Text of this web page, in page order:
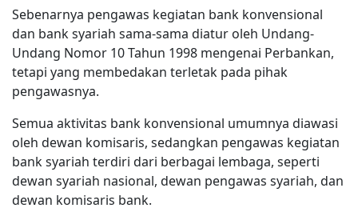
Sebenarnya pengawas kegiatan bank konvensional
dan bank syariah sama-sama diatur oleh Undang-
Undang Nomor 10 Tahun 1998 mengenai Perbankan,
tetapi yang membedakan terletak pada pihak
pengawasnya.
Semua aktivitas bank konvensional umumnya diawasi
oleh dewan komisaris, sedangkan pengawas kegiatan
bank syariah terdiri dari berbagai lembaga, seperti
dewan syariah nasional, dewan pengawas syariah, dan
dewan komisaris bank.